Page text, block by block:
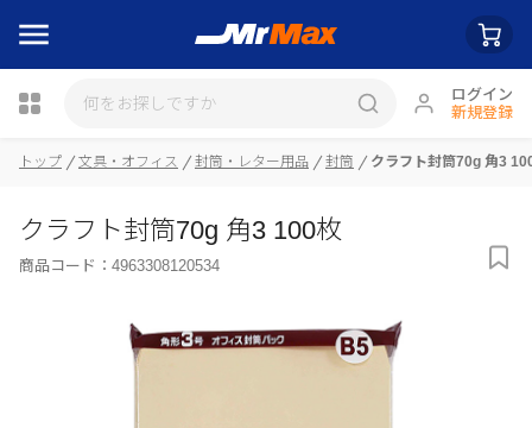
ログイン
新規登録
トップ 文具・オフィス 封筒・レター用品 封筒 クラフト封筒70g 角3
クラフト封筒70g 角3 100枚
商品コード： 4963308120534